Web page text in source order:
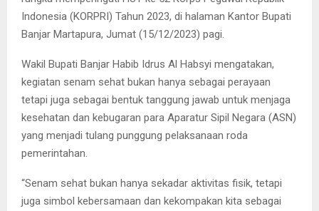
Indonesia (KORPRI) Tahun 2023, di halaman Kantor Bupati
Banjar Martapura, Jumat (15/12/2023) pagi.
Wakil Bupati Banjar Habib Idrus Al Habsyi mengatakan,
kegiatan senam sehat bukan hanya sebagai perayaan
tetapi juga sebagai bentuk tanggung jawab untuk menjaga
kesehatan dan kebugaran para Aparatur Sipil Negara (ASN)
yang menjadi tulang punggung pelaksanaan roda
pemerintahan.
“Senam sehat bukan hanya sekadar aktivitas fisik, tetapi
juga simbol kebersamaan dan kekompakan kita sebagai